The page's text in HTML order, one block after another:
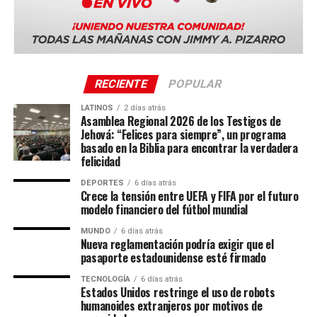
estacionó bajo techo o al aire libre. Escuchar al vendedor –
sea de una concesionaria o un particular- ayuda en la
decisión de compra.
más difícil de evaluar. En el caso de la venta por
concesionaria, es importante preguntar si la misma ofrece
o no garantía mecánica. Asimismo, si la venta es por un
particular debemos considerar varios ítems.
Lo recomendable es hacer dos tipos de chequeos; el
particular, abriendo el motor y ver en qué estado se
encuentra, tocar las mangueras, pedirle al vendedor una
revisión del aceite y que, en ese momento, prenda el auto.
El segundo chequeo es más profesional que implica
pedirle a algún mecánico de confianza que pueda pasar y
ver el auto. Si el vendedor acepta la visita del mecánico
RECIENTE POPULAR
LATINOS 2 días atrás
Asamblea Regional 2026 de los Testigos de
Jehová: “Felices para siempre”, un programa
basado en la Biblia para encontrar la verdadera
felicidad
DEPORTES 6 días atrás
Crece la tensión entre UEFA y FIFA por el futuro
modelo financiero del fútbol mundial
MUNDO 6 días atrás
Nueva reglamentación podría exigir que el
pasaporte estadounidense esté firmado
TECNOLOGÍA 6 días atrás
Estados Unidos restringe el uso de robots
humanoides extranjeros por motivos de